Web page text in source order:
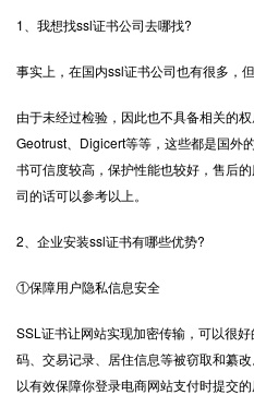
1、我想找ssl证书公司去哪找?
事实上，在国内ssl证书公司也有很多，
由于未经过检验，因此也不具备相关的
Geotrust、Digicert等等，这些都是国外
书可信度较高，保护性能也较好，售后
司的话可以参考以上。
2、企业安装ssl证书有哪些优势?
①保障用户隐私信息安全
SSL证书让网站实现加密传输，可以很
码、交易记录、居住信息等被窃取和纂
以有效保障你登录电商网站支付时提交的